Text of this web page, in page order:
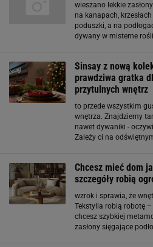
wieszano lekkie
na kanapach,
poduszki, a na
dywany w misterne
Sinsay z nową
prawdziwa gratka
przytulnych wnętrz
to przede wszystkim
wnętrza. Znajdziemy
nawet dywaniki -
Zależy ci na
Chcesz mieć dom
szczegóły robią
wzrok i sprawia, że
Tekstylia robią robotę –
chcesz szybkiej
zasłony sięgające